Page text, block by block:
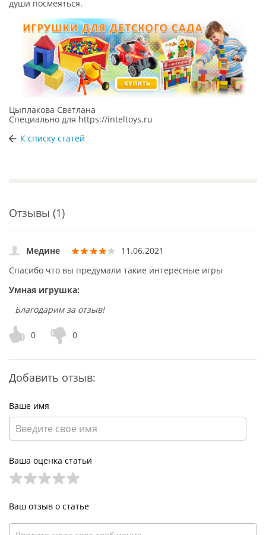
души посмеяться.
Цыплакова Светлана
Специально для https://inteltoys.ru
К списку статей
Отзывы (1)
Медине
11.06.2021
Спасибо что вы предумали такие интересные игры
Умная игрушка:
Благодарим за отзыв!
0 0
Добавить отзыв:
Ваше имя
Ваша оценка статьи
Ваш отзыв о статье